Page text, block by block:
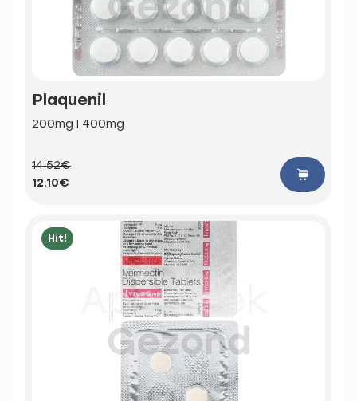
Plaquenil
200mg | 400mg
14.52€
12.10€
Hit!